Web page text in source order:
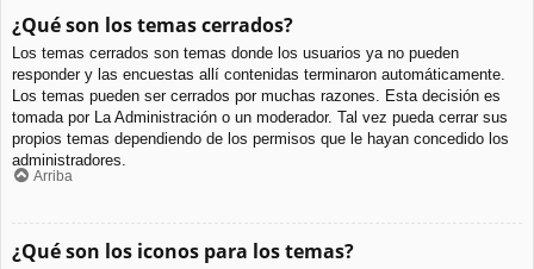
¿Qué son los temas cerrados?
Los temas cerrados son temas donde los usuarios ya no pueden
responder y las encuestas allí contenidas terminaron automáticamente.
Los temas pueden ser cerrados por muchas razones. Esta decisión es
tomada por La Administración o un moderador. Tal vez pueda cerrar sus
propios temas dependiendo de los permisos que le hayan concedido los
administradores.
Arriba
¿Qué son los iconos para los temas?